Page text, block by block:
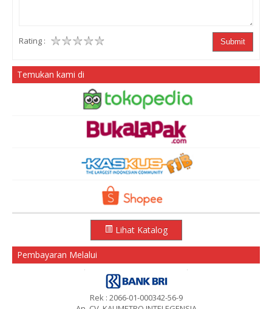
Rating : Submit
Temukan kami di
Lihat Katalog
Pembayaran Melalui
Rek : 2066-01-000342-56-9